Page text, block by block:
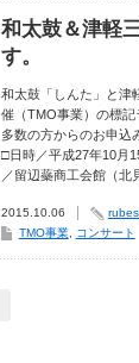
活
用
新
事
∞
全
国
展
開
プ
ロ
ク
ト
和太鼓＆津軽
す。
和太鼓「しんた」と津
催（TMO事業）の標記
多数の方からのお申込
□日時／平成27年10月
／留辺蘂商工会館（北
2015.10.06
TMO事業, コンサート